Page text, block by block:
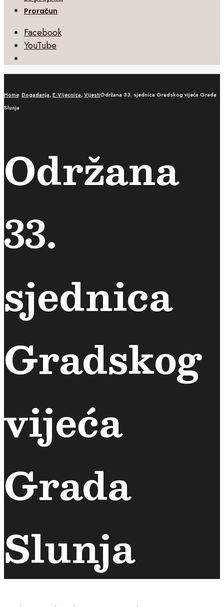
Proračun
Facebook
YouTube
Search
Home Dogadanja,E-Vijecnica,VijestiOdržana 33. sjednica Gradskog vijeća Grada
Slunja
Održana
33.
sjednica
Gradskog
vijeća
Grada
Slunja